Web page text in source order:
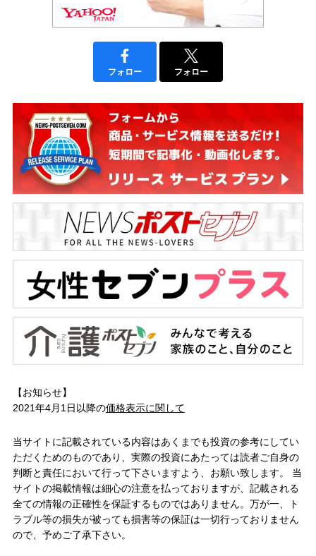
フォロー フォロー
【お知らせ】
2021年4月1日以降の価格表示に関して
当サイトに記載されている内容はあくまでも投資の参考にしてい
ただくためのものであり、実際の投資にあたっては読者ご自身の
判断と責任において行って下さいますよう、お願い致します。 当
サイトの掲載情報は細心の注意を払っておりますが、記載される
全ての情報の正確性を保証するものではありません。万が一、ト
ラブル等の損失が被っても損害等の保証は一切行っておりません
ので、予めご了承下さい。